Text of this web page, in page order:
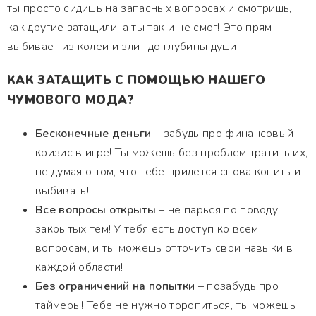
ты просто сидишь на запасных вопросах и смотришь,
как другие затащили, а ты так и не смог! Это прям
выбивает из колеи и злит до глубины души!
КАК ЗАТАЩИТЬ С ПОМОЩЬЮ НАШЕГО
ЧУМОВОГО МОДА?
Бесконечные деньги – забудь про финансовый
кризис в игре! Ты можешь без проблем тратить их,
не думая о том, что тебе придется снова копить и
выбивать!
Все вопросы открыты – не парься по поводу
закрытых тем! У тебя есть доступ ко всем
вопросам, и ты можешь отточить свои навыки в
каждой области!
Без ограничений на попытки – позабудь про
таймеры! Тебе не нужно торопиться, ты можешь